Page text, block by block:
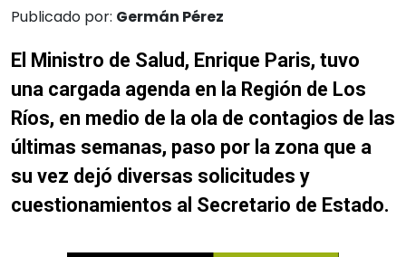
Publicado por: Germán Pérez
El Ministro de Salud, Enrique Paris, tuvo
una cargada agenda en la Región de Los
Ríos, en medio de la ola de contagios de las
últimas semanas, paso por la zona que a
su vez dejó diversas solicitudes y
cuestionamientos al Secretario de Estado.